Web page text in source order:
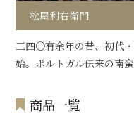
松屋利右衛門
三四〇有余年の昔、初代
始。ポルトガル伝来の南
商品一覧